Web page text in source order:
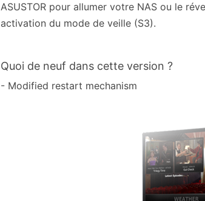
ASUSTOR pour allumer votre NAS ou le
activation du mode de veille (S3).
Quoi de neuf dans cette version ?
- Modified restart mechanism